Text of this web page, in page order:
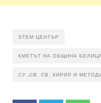
STEM ЦЕНТЪР
КМЕТЪТ НА ОБЩИНА
СУ „СВ. СВ. КИРИЛ И